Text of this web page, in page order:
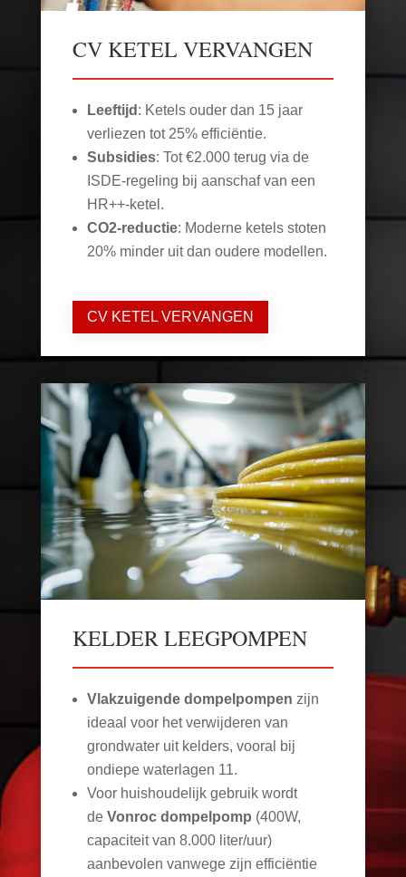
CV KETEL VERVANGEN
Leeftijd : Ketels ouder dan 15 jaar
verliezen tot 25% efficiëntie.
Subsidies: Tot €2.000 terug via de
ISDE-regeling bij aanschaf van een
HR++-ketel.
CO2-reductie: Moderne ketels stoten
20% minder uit dan oudere modellen.
CV KETEL VERVANGEN
KELDER LEEGPOMPEN
Vlakzuigende dompelpompen zijn
ideaal voor het verwijderen van
grondwater uit kelders, vooral bij
ondiepe waterlagen 11.
Voor huishoudelijk gebruik wordt
de Vonroc dompelpomp (400W,
capaciteit van 8.000 liter/uur)
aanbevolen vanwege zijn efficiëntie